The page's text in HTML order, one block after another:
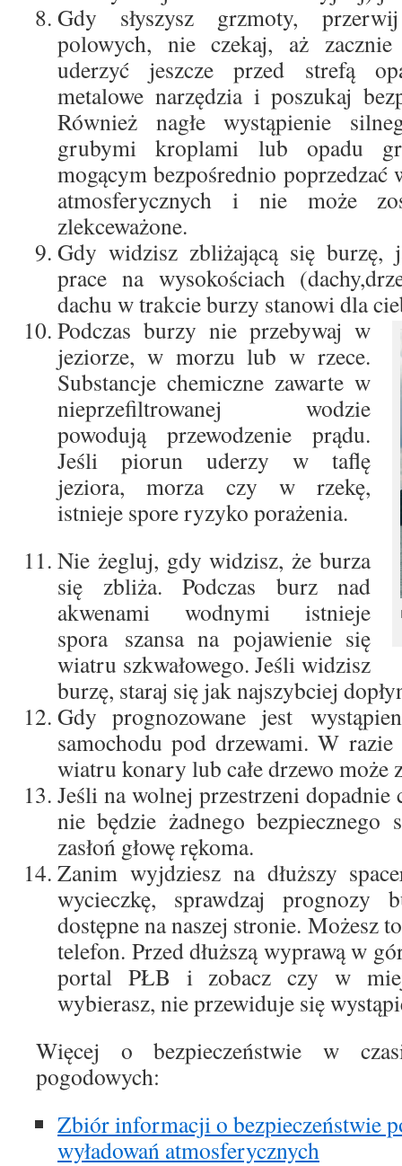
Gdy słyszysz grzmoty,
polowych, nie czekaj, aż
uderzyć jeszcze przed strefą
metalowe narzędzia i poszukaj
Również nagłe wystąpienie
grubymi kroplami lub opadu
mogącym bezpośrednio poprzedzać
atmosferycznych i nie może
zlekceważone.
Gdy widzisz zbliżającą się burzę,
prace na wysokościach
dachu w trakcie burzy stanowi dla
Podczas burzy nie przebywaj w
jeziorze, w morzu lub w rzece.
Substancje chemiczne zawarte w
nieprzefiltrowanej wodzie
powodują przewodzenie prądu.
Jeśli piorun uderzy w taflę
jeziora, morza czy w rzekę,
istnieje spore ryzyko porażenia.
Nie żegluj, gdy widzisz, że burza
się zbliża. Podczas burz nad
akwenami wodnymi istnieje
spora szansa na pojawienie się
wiatru szkwałowego. Jeśli widzisz
burzę, staraj się jak najszybciej
Gdy prognozowane jest
samochodu pod drzewami. W
wiatru konary lub całe drzewo może
Jeśli na wolnej przestrzeni dopadnie
nie będzie żadnego
zasłoń głowę rękoma.
Zanim wyjdziesz na dłuższy
wycieczkę, sprawdzaj prognozy
dostępne na naszej stronie. Możesz
telefon. Przed dłuższą wyprawą w
portal PŁB i zobacz czy w
wybierasz, nie przewiduje się
Więcej o bezpieczeństwie w
pogodowych:
Zbiór informacji o bezpieczeństwie
wyładowań atmosferycznych